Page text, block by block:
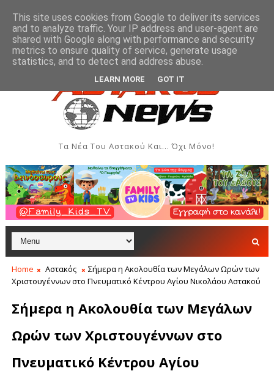
του Συλλόγου Γυναικών Αστακού ΠΟΛΙΤΙΣΜΌΣ
Τα Νέα Του Αστακού Και... Όχι Μόνο!
Home Αστακός
Σήμερα η Ακολουθία των Μεγάλων Ωρών των
Χριστουγέννων στο Πνευματικό Κέντρου Αγίου Νικολάου Αστακού
Σήμερα η Ακολουθία των Μεγάλων
Ωρών των Χριστουγέννων στο
Πνευματικό Κέντρου Αγίου
This site uses cookies from Google to deliver its services
and to analyze traffic. Your IP address and user-agent are
shared with Google along with performance and security
metrics to ensure quality of service, generate usage
statistics, and to detect and address abuse.
LEARN MORE GOT IT